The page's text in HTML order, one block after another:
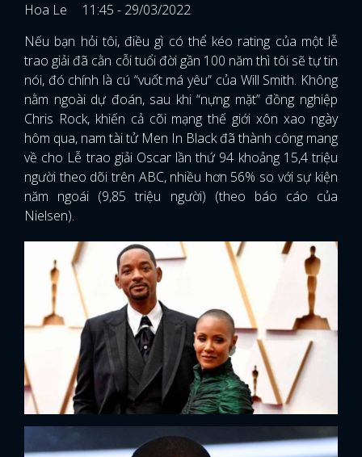
Hoa Le
11:45 - 29/03/2022
Nếu bạn hỏi tôi, điều gì có thể kéo rating của một lễ
trao giải đã cằn cỗi tuổi đời gần 100 năm thì tôi sẽ tự tin
nói, đó chính là cú “vuốt má yêu” của Will Smith. Không
nằm ngoài dự đoán, sau khi “nựng mặt” đồng nghiệp
Chris Rock, khiến cả cõi mạng thế giới xôn xao ngày
hôm qua, nam tài tử Men In Black đã thành công mang
về cho Lễ trao giải Oscar lần thứ 94 khoảng 15,4 triệu
người theo dõi trên ABC, nhiều hơn 56% so với sự kiện
năm ngoái (9,85 triệu người) (theo báo cáo của
Nielsen).